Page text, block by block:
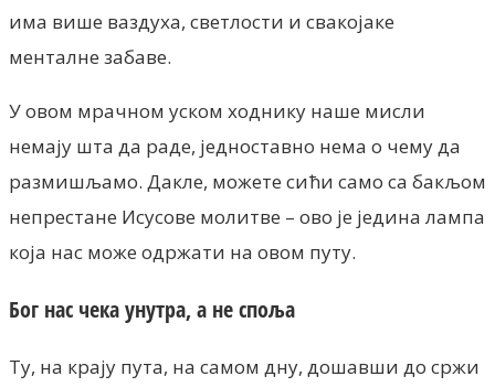
има више ваздуха, светлости и свакојаке
менталне забаве.
У овом мрачном уском ходнику наше мисли
немају шта да раде, једноставно нема о чему да
размишљамо. Дакле, можете сићи ​​само са бакљом
непрестане Исусове молитве – ово је једина лампа
која нас може одржати на овом путу.
Бог нас чека унутра, а не споља
Ту, на крају пута, на самом дну, дошавши до сржи